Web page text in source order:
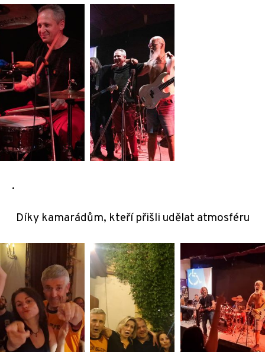
.
Díky kamarádům, kteří přišli udělat atmosféru